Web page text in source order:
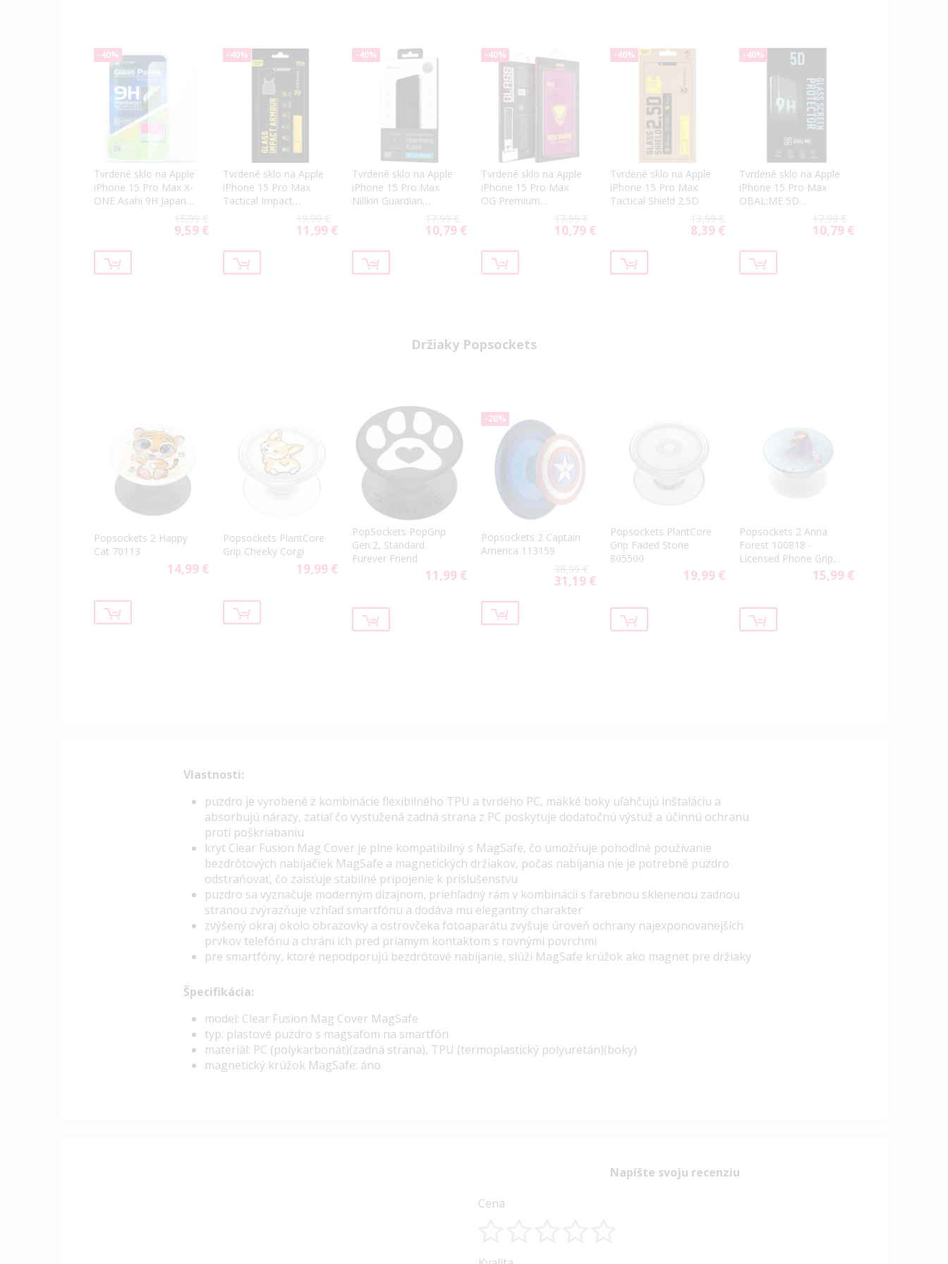
-40%
Tvrdené sklo na Apple
iPhone 15 Pro Max X-
ONE Asahi 9H Japan
15,99 €
Special
9,59 €
-40%
Tvrdené sklo na Apple
iPhone 15 Pro Max
Tactical Impact
Armour celotvárové19,99 €
Special
11,99 €
-40%
Tvrdené sklo na Apple
iPhone 15 Pro Max
Nillkin Guardian
Privacy 2.5D čierne17,99 €
Special
10,79 €
-40%
Tvrdené sklo na Apple
iPhone 15 Pro Max
OG Premium
celotvárové čierne17,99 €
Special
10,79 €
-40%
Tvrdené sklo na Apple
iPhone 15 Pro Max
Tactical Shield 2.5D
13,99 €
Special
8,39 €
-40%
Tvrdené sklo na Apple
iPhone 15 Pro Max
OBAL:ME 5D
celotvárové čierne17,99 €
Special
10,79 €
Držiaky Popsockets
Popsockets 2 Happy
Cat 70113
14,99 €
Popsockets PlantCore
Grip Cheeky Corgi
19,99 €
PopSockets PopGrip
Gen.2, Standard
Furever Friend
11,99 €
-20%
Popsockets 2 Captain
America 113159
38,99 €
Special
31,19 €
Popsockets PlantCore
Grip Faded Stone
805500
19,99 €
Popsockets 2 Anna
Forest 100818 -
Licensed Phone Grip
15,99 €
Vlastnosti:
puzdro je vyrobené z kombinácie flexibilného TPU a tvrdého PC, mäkké boky uľahčujú inštaláciu a
absorbujú nárazy, zatiaľ čo vystužená zadná strana z PC poskytuje dodatočnú výstuž a účinnú ochranu
proti poškriabaniu
kryt Clear Fusion Mag Cover je plne kompatibilný s MagSafe, čo umožňuje pohodlné používanie
bezdrôtových nabíjačiek MagSafe a magnetických držiakov, počas nabíjania nie je potrebné puzdro
odstraňovať, čo zaisťuje stabilné pripojenie k príslušenstvu
puzdro sa vyznačuje moderným dizajnom, priehľadný rám v kombinácii s farebnou sklenenou zadnou
stranou zvýrazňuje vzhľad smartfónu a dodáva mu elegantný charakter
zvýšený okraj okolo obrazovky a ostrovčeka fotoaparátu zvyšuje úroveň ochrany najexponovanejších
prvkov telefónu a chráni ich pred priamym kontaktom s rovnými povrchmi
pre smartfóny, ktoré nepodporujú bezdrôtové nabíjanie, slúži MagSafe krúžok ako magnet pre držiaky
Špecifikácia:
model: Clear Fusion Mag Cover MagSafe
typ: plastové puzdro s magsafom na smartfón
materiál: PC (polykarbonát)(zadná strana), TPU (termoplastický polyuretán)(boky)
magnetický krúžok MagSafe: áno
Napíšte svoju recenziu
Cena